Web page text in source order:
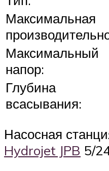
Максимальная
Максимальный
напор:
Глубина
всасывания:
Насосная
Hydrojet JPB 5/